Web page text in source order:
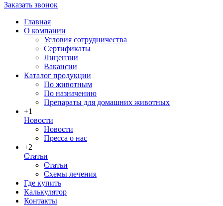
Заказать звонок
Главная
О компании
Условия сотрудничества
Сертификаты
Лицензии
Вакансии
Каталог продукции
По животным
По назначению
Препараты для домашних животных
+1
Новости
Новости
Пресса о нас
+2
Статьи
Статьи
Схемы лечения
Где купить
Калькулятор
Контакты